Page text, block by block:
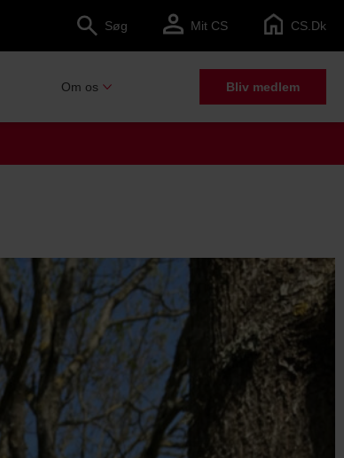
Søg Mit CS CS.dk
Om os Bliv medlem